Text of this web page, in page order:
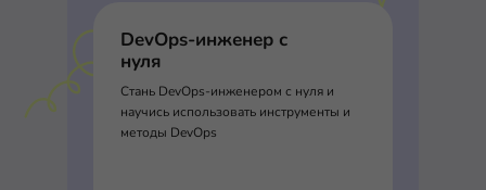
DevOps-инженер с
нуля
Стань DevOps-инженером с нуля и
научись использовать инструменты и
методы DevOps